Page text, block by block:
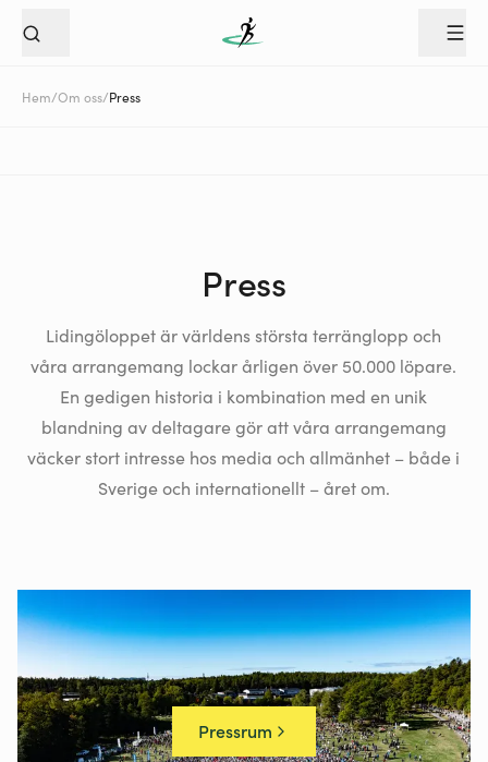
Hem/Om oss/Press
Press
Lidingöloppet är världens största terränglopp och
våra arrangemang lockar årligen över 50.000 löpare.
En gedigen historia i kombination med en unik
blandning av deltagare gör att våra arrangemang
väcker stort intresse hos media och allmänhet – både i
Sverige och internationellt – året om.
Pressrum